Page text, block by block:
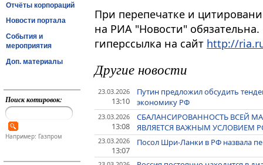
Отчёты корпораций
Новости портала
События и
мероприятия
Доп. материалы
Поиск котировок:
Например: Газпром
При перепечатке и
на РИА "Новости"
гиперссылка на сайт http://
Другие новости
23.03.2026
13:10
Путин предложил обсудить
экономику РФ
23.03.2026
13:08
СБАЛАНСИРОВАННОСТЬ ВСЕЙ
ЯВЛЯЕТСЯ ВАЖНЫМ УСЛОВИЕМ
23.03.2026
13:07
Посол Шри-Ланки в РФ назвала